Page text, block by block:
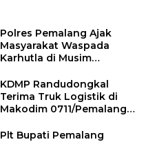
Polres Pemalang Ajak
Masyarakat Waspada
Karhutla di Musim
KDMP Randudongkal
Terima Truk Logistik di
Makodim 0711/Pemalang
Desa
Plt Bupati Pemalang